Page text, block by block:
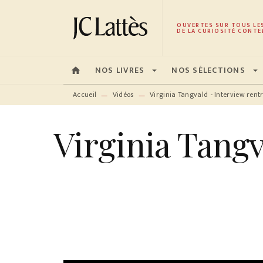
MENU RECHERCHE CONTENU
OUVERTES SUR TOUS
DE LA CURIOSITÉ
home NOS LIVRES arrow_drop_down NOS SÉLECTIONS arrow_drop_down
Accueil — Vidéos — Virginia Tangvald - Interview
Virginia